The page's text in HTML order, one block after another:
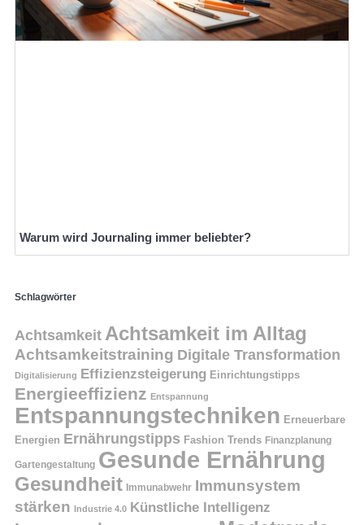
Warum wird Journaling immer beliebter?
Schlagwörter
Achtsamkeit Achtsamkeit im Alltag
Achtsamkeitstraining Digitale Transformation
Digitalisierung Effizienzsteigerung Einrichtungstipps
Energieeffizienz Entspannung
Entspannungstechniken Erneuerbare
Energien Ernährungstipps Fashion Trends Finanzplanung
Gartengestaltung Gesunde Ernährung
Gesundheit Immunabwehr Immunsystem
stärken Industrie 4.0 Künstliche Intelligenz